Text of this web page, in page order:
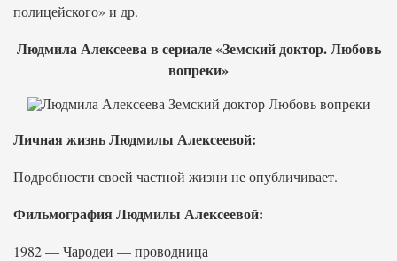
полицейского» и др.
Людмила Алексеева в сериале «Земский доктор. Любовь
вопреки»
Личная жизнь Людмилы Алексеевой:
Подробности своей частной жизни не опубличивает.
Фильмография Людмилы Алексеевой:
1982 — Чародеи — проводница